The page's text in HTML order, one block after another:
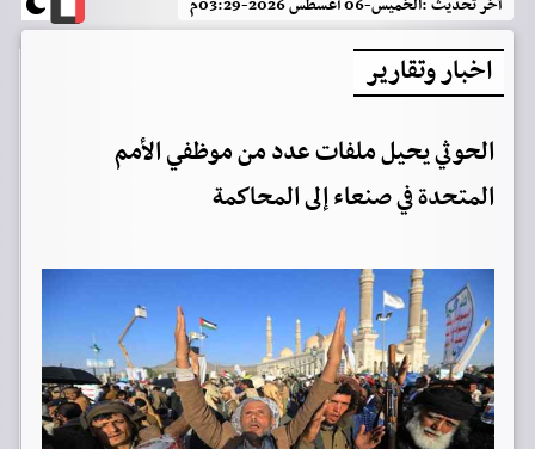
اخبار وتقارير
الحوثي يحيل ملفات عدد من موظفي الأمم
المتحدة في صنعاء إلى المحاكمة